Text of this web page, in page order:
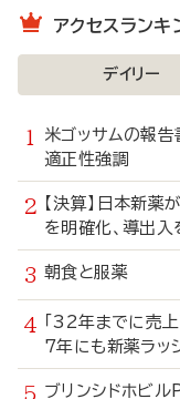
アクセスランキ
デイリー
米ゴッサムの報
適正性強調
【決算】日本新
を明確化、導出入
朝食と服薬
「32年までに売
7年にも新薬ラッ
ブリンシドホビ